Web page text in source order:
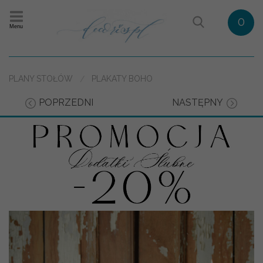
Menu 0
PLANY STOŁÓW PLAKATY BOHO
POPRZEDNI NASTĘPNY